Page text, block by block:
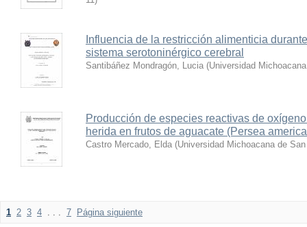
Influencia de la restricción alimenticia
sistema serotoninérgico cerebral
Santibáñez Mondragón, Lucia (Universidad
Producción de especies reactivas de
herida en frutos de aguacate (Persea
Castro Mercado, Elda (Universidad Michoacana de
1 2 3 4 . . . 7 Página siguiente